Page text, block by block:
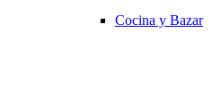
Cocina y Bazar